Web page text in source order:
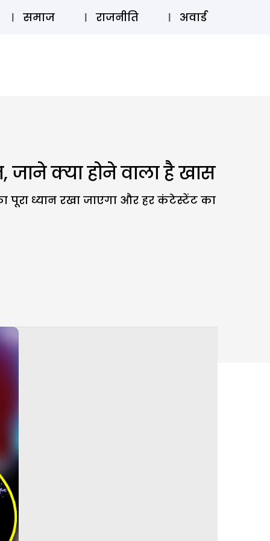
लॉग इन ⚲ SUBSCRIBE
समाज राजनीति अवार्ड
क्या होने वाला है खास
पूरा ध्यान रखा जाएगा और हर कंटेस्टेंट का